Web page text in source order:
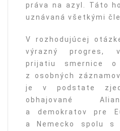
práva na azyl. Táto
uznávaná všetkými
V rozhodujúcej
výrazný progres,
prijatiu smernice o
z osobných
je v podstate
obhajované
a demokratov pre
a Nemecko spolu s